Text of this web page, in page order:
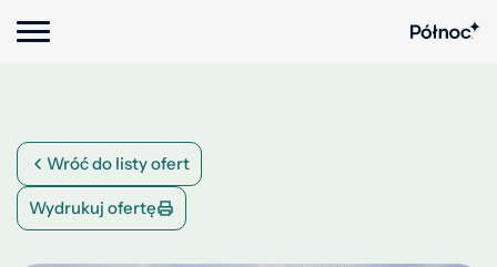
Wróć do listy ofert
Wydrukuj ofertę